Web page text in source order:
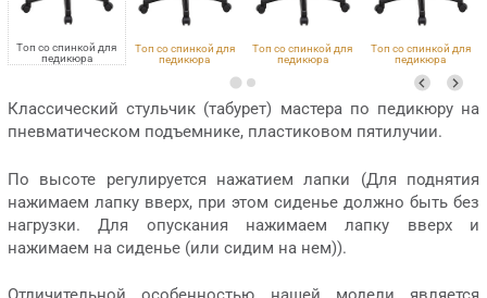
Топ со спинкой для
педикюра
Топ со спинкой для
педикюра
Топ со спинкой для
педикюра
Топ со спинкой для
педикюра
Классический стульчик (табурет) мастера по педикюру на
пневматическом подъемнике, пластиковом пятилучии.
По высоте регулируется нажатием лапки (Для поднятия
нажимаем лапку вверх, при этом сиденье должно быть без
нагрузки. Для опускания нажимаем лапку вверх и
нажимаем на сиденье (или сидим на нем)).